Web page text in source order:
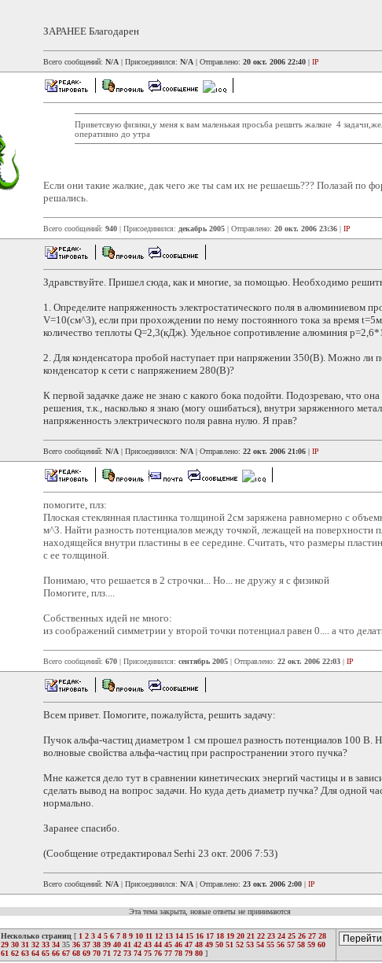
ЗАРАНЕЕ Благодарен
Всего сообщений: N/A | Присоединился: N/A | Отправлено: 20 окт. 2006 22:40 | IP
Приветсвую физики,у меня к вам маленькая просьба решить жалкие 4
оперативно до утра
Если они такие жалкие, дак чего же ты сам их не решаешь??? Полазай по
решались.
Всего сообщений: 940 | Присоединился: декабрь 2005 | Отправлено: 20 окт. 2006 23:36 | IP
Здравствуйте. Пришел сюда, как и многие, за помощью. Необходимо
1. Определите напряженность электростатического поля в алюминиевом
V=10(см^3), если при прохождении по нему постоянного тока за время
количество теплоты Q=2,3(кДж). Удельное сопротивление алюминия
2. Для конденсатора пробой наступает при напряжении 350(В). Можно ли
конденсатор к сети с напряжением 280(В)?
К первой задачке даже не знаю с какого бока подойти. Подозреваю, что
решения, т.к., насколько я знаю (могу ошибаться), внутри заряженного
напряженность электрического поля равна нулю. Я прав?
Всего сообщений: N/A | Присоединился: N/A | Отправлено: 22 окт. 2006 21:06 | IP
помогите, плз:
Плоская стеклянная пластинка толщиной 2см заряжена равномерно с
м^3. Найти разность потенциалов между точкой, лежащей на поверхности
находящейся внутри пластины в ее середине. Считать, что размеры
с ее толщиной.
Понимаю, что решается в 2 строчки... Но... не дружу я с физикой
Помогите, плз....
Собственных идей не много:
из соображений симметрии у второй точки потенциал равен 0.... а что
Всего сообщений: 670 | Присоединился: сентябрь 2005 | Отправлено: 22 окт. 2006 22:03 | IP
Всем привет. Помогите, пожалуйста, решить задачу:
Пучок альфа-частиц диаметром 1 см прошел разность потенциалов 100 В.
волновые свойства альфа-частиц при распространении этого пучка?
Мне кажется дело тут в сравнении кинетических энергий частицы и в
сделать вывод на вопрос задачи. Но куда деть диаметр пучка? Для одной
нормально.
Заранее спасибо.
(Сообщение отредактировал Serhi 23 окт. 2006 7:53)
Всего сообщений: N/A | Присоединился: N/A | Отправлено: 23 окт. 2006 2:00 | IP
Эта тема закрыта, новые ответы не принимаются
Несколько страниц [ 1 2 3 4 5 6 7 8 9 10 11 12 13 14 15 16 17 18 19 20 21 22 23 24 25 26 27 28
29 30 31 32 33 34 35 36 37 38 39 40 41 42 43 44 45 46 47 48 49 50 51 52 53 54 55 56 57 58 59 60
61 62 63 64 65 66 67 68 69 70 71 72 73 74 75 76 77 78 79 80 ]